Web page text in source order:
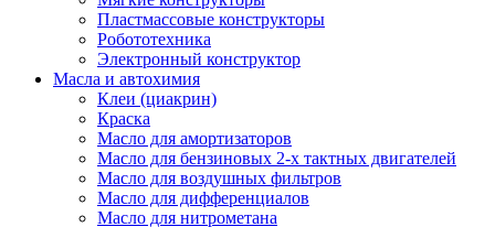
Пластмассовые конструкторы
Робототехника
Электронный конструктор
Масла и автохимия
Клеи (циакрин)
Краска
Масло для амортизаторов
Масло для бензиновых 2-х тактных двигателей
Масло для воздушных фильтров
Масло для дифференциалов
Масло для нитрометана